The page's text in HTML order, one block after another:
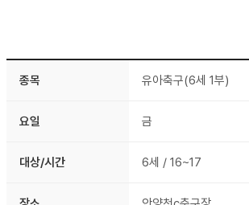
종목 유아축구(6세 1부)
요일 금
대상/시간 6세 / 16~17